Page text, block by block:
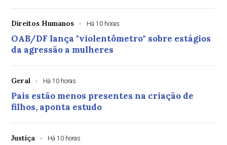
Direitos Humanos Há 10 horas
OAB/DF lança "violentômetro" sobre estágios
da agressão a mulheres
Geral Há 10 horas
Pais estão menos presentes na criação de
filhos, aponta estudo
Justiça Há 10 horas